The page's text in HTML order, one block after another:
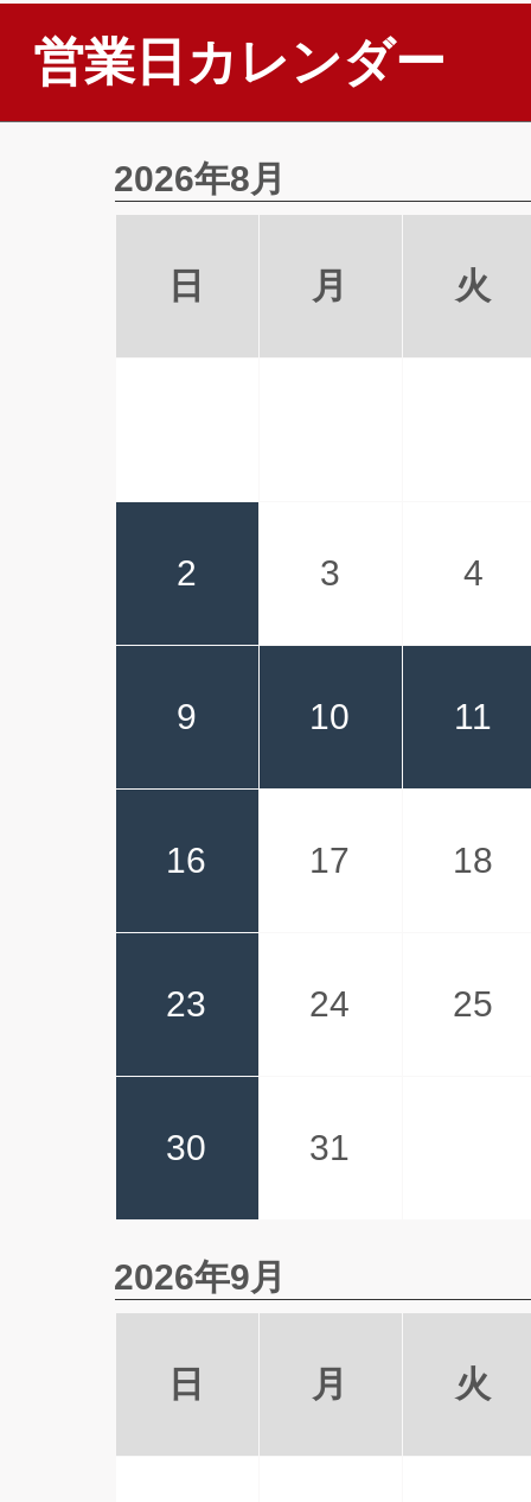
営業日カレンダー
2026年8月
日 月 火
2 3 4
9 10 11
16 17 18
23 24 25
30 31
2026年9月
日 月 火